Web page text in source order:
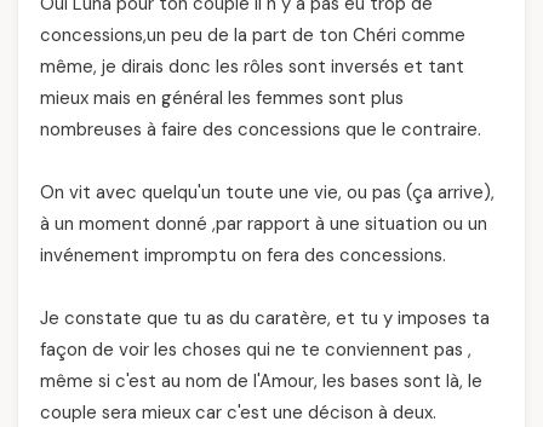
concessions,un peu de la part de ton Chéri comme
même, je dirais donc les rôles sont inversés et tant
mieux mais en général les femmes sont plus
nombreuses à faire des concessions que le contraire.
On vit avec quelqu'un toute une vie, ou pas (ça arrive),
à un moment donné ,par rapport à une situation ou un
invénement impromptu on fera des concessions.
Je constate que tu as du caratère, et tu y imposes ta
façon de voir les choses qui ne te conviennent pas ,
même si c'est au nom de l'Amour, les bases sont là, le
couple sera mieux car c'est une décison à deux.